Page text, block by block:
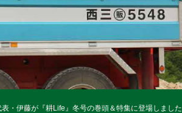
表・伊藤が『耕Life』冬号の巻頭＆特集に登場しました